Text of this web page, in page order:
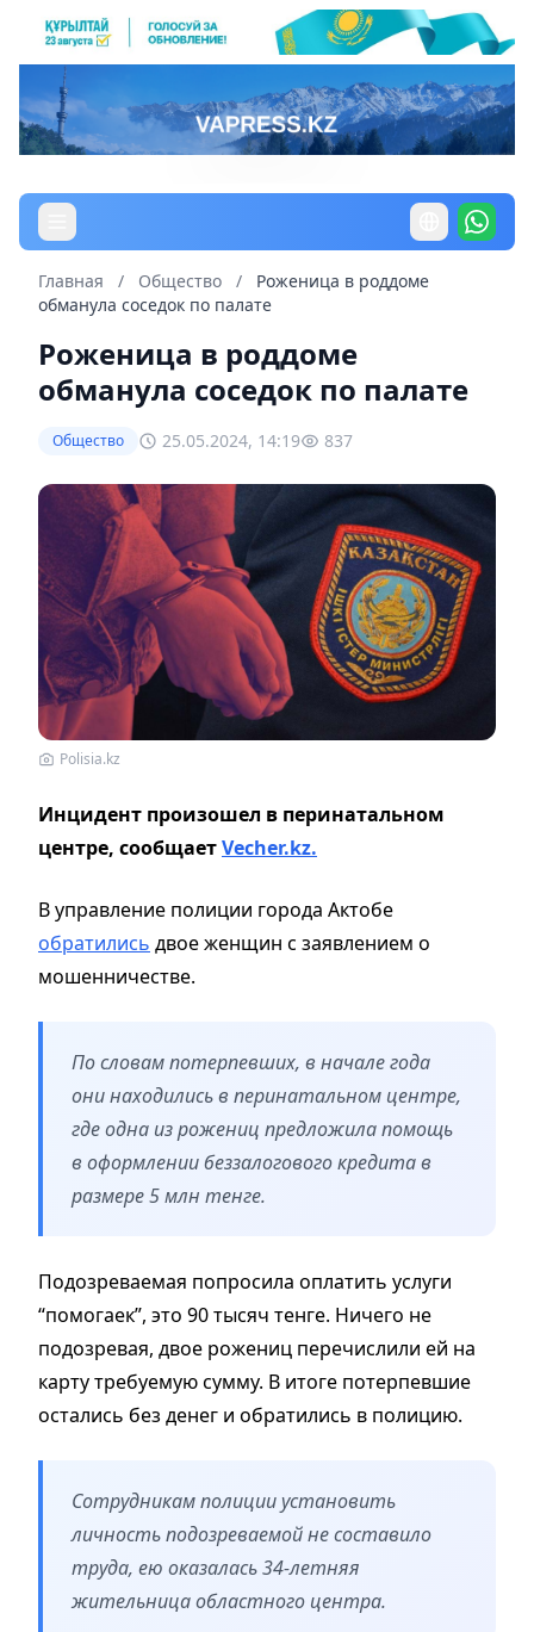
Главная / Общество /
Роженица в роддоме
обманула соседок по палате
Роженица в роддоме
обманула соседок по палате
Общество 25.05.2024, 14:19 837
Polisia.kz
Инцидент произошел в перинатальном
центре, сообщаетVecher.kz.
В управление полиции города Актобе
обратились двое женщин с заявлением о
мошенничестве.
По словам потерпевших, в начале года
они находились в перинатальном центре,
где одна из рожениц предложила помощь
в оформлении беззалогового кредита в
размере 5 млн тенге.
Подозреваемая попросила оплатить услуги
“помогаек”, это 90 тысяч тенге. Ничего не
подозревая, двое рожениц перечислили ей на
карту требуемую сумму. В итоге потерпевшие
остались без денег и обратились в полицию.
Сотрудникам полиции установить
личность подозреваемой не составило
труда, ею оказалась 34-летняя
жительница областного центра.